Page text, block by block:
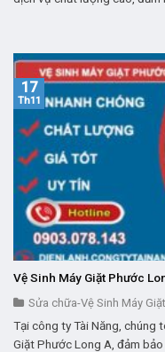
Vệ Sinh Máy Giặt Phước
Sửa chữa-Vệ Sinh Máy
Tại công ty Tài Năng, chúng
Giặt Phước Long A, đảm
17
Th11